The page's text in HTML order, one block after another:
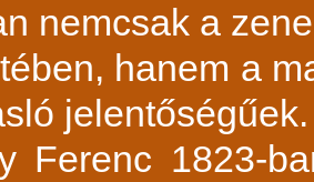
nemcsak a
hanem a
jelentőségűek.
Ferenc 1823-